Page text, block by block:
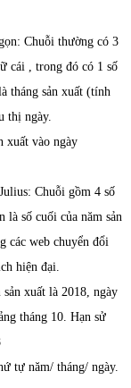
Chuỗi thường có 3
cái , trong đó có 1 số
tháng sản xuất (tính
thị ngày.
xuất vào ngày
Chuỗi gồm 4 số
số cuối của năm sản
các web chuyển đổi
hiện đại.
xuất là 2018, ngày
tháng 10. Hạn sử
tự năm/ tháng/ ngày.